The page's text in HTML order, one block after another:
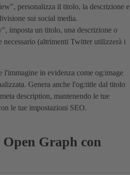
personalizza il titolo, la descrizione e
sui social media.
imposta un titolo, una descrizione o
necessario (altrimenti Twitter utilizzerà i
l'immagine in evidenza come og:image
Genera anche l'og:title dal titolo
description, mantenendo le tue
le tue impostazioni SEO.
Graph con